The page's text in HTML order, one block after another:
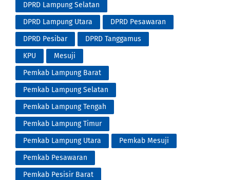
DPRD Lampung Selatan
DPRD Lampung Utara
DPRD Pesawaran
DPRD Pesibar
DPRD Tanggamus
KPU
Mesuji
Pemkab Lampung Barat
Pemkab Lampung Selatan
Pemkab Lampung Tengah
Pemkab Lampung Timur
Pemkab Lampung Utara
Pemkab Mesuji
Pemkab Pesawaran
Pemkab Pesisir Barat